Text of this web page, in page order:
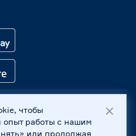
2026, 236029, г. Калининград,
КПП 390601001 ©
чтобы
опыт работы с нашим
или продолжая